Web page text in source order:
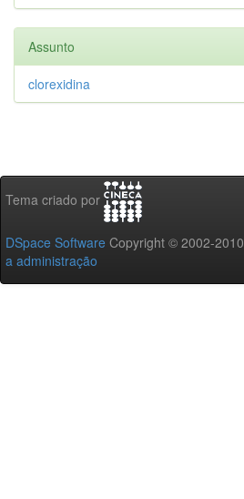
Assunto
clorexidina
Tema criado por
DSpace Software Copyright © 2002-2010
a administração